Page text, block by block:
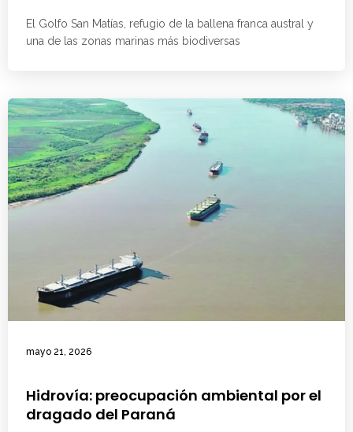
El Golfo San Matías, refugio de la ballena franca austral y
una de las zonas marinas más biodiversas
mayo 21, 2026
Hidrovía: preocupación ambiental por el
dragado del Paraná